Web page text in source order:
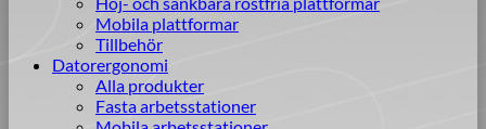
Mobila plattformar
Tillbehör
Datorergonomi
Alla produkter
Fasta arbetsstationer
Marknadsföring
Genom att dela
med dig av dina